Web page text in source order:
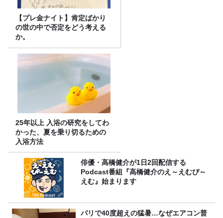
【プレ金ナイト】肯定ばかり
の世の中で否定をどう考える
か。
25年以上 入浴の研究をしてわ
かった、夏を乗り切るための
入浴方法
俳優・高橋健介が1日2回配信する
Podcast番組『高橋健介のえ～えむぴ～
えむ』始まります
パリで40度超えの猛暑…なぜエアコン普